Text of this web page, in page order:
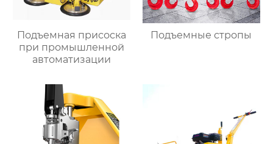
Подъемная присоска
при промышленной
автоматизации
Подъемные стропы